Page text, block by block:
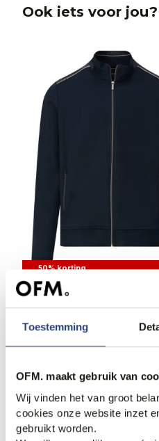
Toestemming
OFM. maakt gebruik van
Wij vinden het van groot
cookies onze website inzet
gebruikt worden.
Ook iets voor jou?
50% korting
Bugatti clothing Vest
Anderen bekeken